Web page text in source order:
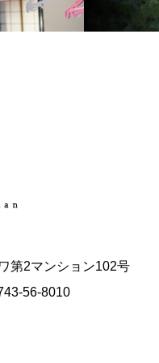
第2マンション102号
56-8010